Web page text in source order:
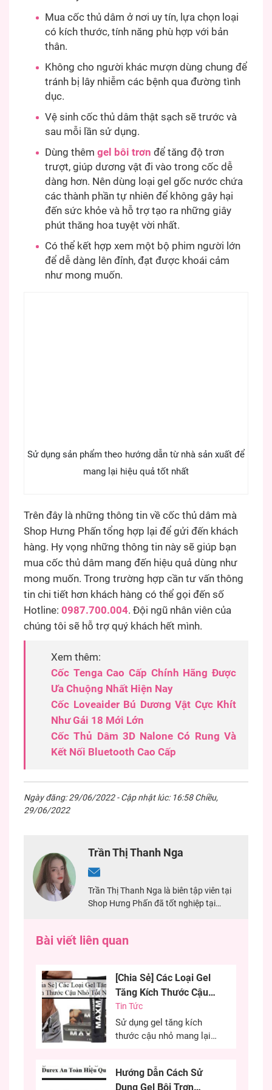
Mua cốc thủ dâm ở nơi uy tín, lựa chọn loại
có kích thước, tính năng phù hợp với bản
thân.
Không cho người khác mượn dùng chung để
tránh bị lây nhiễm các bệnh qua đường tình
dục.
Vệ sinh cốc thủ dâm thật sạch sẽ trước và
sau mỗi lần sử dụng.
Dùng thêm gel bôi trơn để tăng độ trơn
trượt, giúp dương vật đi vào trong cốc dễ
dàng hơn. Nên dùng loại gel gốc nước chứa
các thành phần tự nhiên để không gây hại
đến sức khỏe và hỗ trợ tạo ra những giây
phút thăng hoa tuyệt vời nhất.
Có thể kết hợp xem một bộ phim người lớn
để dễ dàng lên đỉnh, đạt được khoái cảm
như mong muốn.
Sử dụng sản phẩm theo hướng dẫn từ nhà sản xuất để
mang lại hiệu quả tốt nhất
Trên đây là những thông tin về cốc thủ dâm mà
Shop Hưng Phấn tổng hợp lại để gửi đến khách
hàng. Hy vọng những thông tin này sẽ giúp bạn
mua cốc thủ dâm mang đến hiệu quả dùng như
mong muốn. Trong trường hợp cần tư vấn thông
tin chi tiết hơn khách hàng có thể gọi đến số
Hotline: 0987.700.004. Đội ngũ nhân viên của
chúng tôi sẽ hỗ trợ quý khách hết mình.
Xem thêm:
Cốc Tenga Cao Cấp Chính Hãng Được
Ưa Chuộng Nhất Hiện Nay
Cốc Loveaider Bú Dương Vật Cực Khít
Như Gái 18 Mới Lớn
Cốc Thủ Dâm 3D Nalone Có Rung Và
Kết Nối Bluetooth Cao Cấp
Ngày đăng: 29/06/2022 - Cập nhật lúc: 16:58 Chiều,
29/06/2022
Trần Thị Thanh Nga
Trần Thị Thanh Nga là biên tập viên tại
Shop Hưng Phấn đã tốt nghiệp tại
nghiệm về biên tập viên content, đặc
Bài viết liên quan
[Chia Sẻ] Các Loại Gel
Tăng Kích Thước Cậu
Nhỏ Tốt Nhất
Tin Tức
Sử dụng gel tăng kích
thước cậu nhỏ mang lại
đến sự tự tin cho các
Hướng Dẫn Cách Sử
Dụng Gel Bôi Trơn